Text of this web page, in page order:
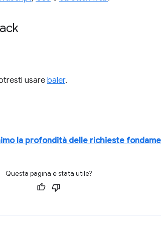
usare baler.
la profondità delle richieste
Questa pagina è stata utile?